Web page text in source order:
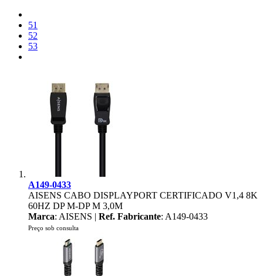
51
52
53
A149-0433
AISENS CABO DISPLAYPORT CERTIFICADO V1,4 8K
60HZ DP M-DP M 3,0M
Marca: AISENS | Ref. Fabricante: A149-0433
Preço sob consulta